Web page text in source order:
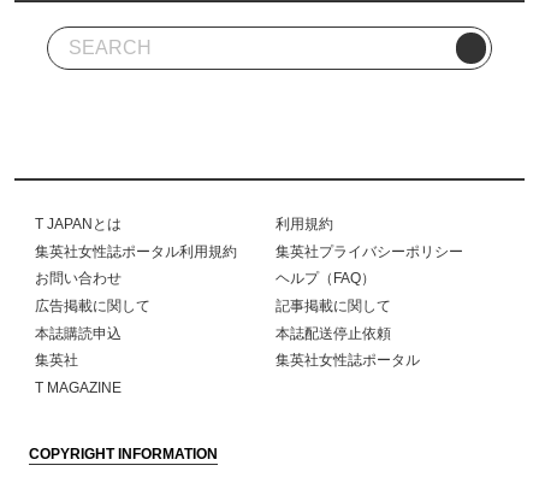
T JAPANとは
利用規約
集英社女性誌ポータル利用規約
集英社プライバシーポリシー
お問い合わせ
ヘルプ（FAQ）
広告掲載に関して
記事掲載に関して
本誌購読申込
本誌配送停止依頼
集英社
集英社女性誌ポータル
T MAGAZINE
COPYRIGHT INFORMATION